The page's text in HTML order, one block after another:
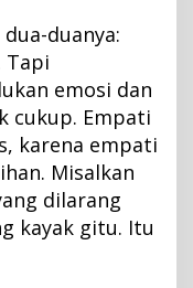
duanya:
Tapi
emosi dan
cukup. Empati
karena empati
Misalkan
dilarang
kayak gitu. Itu